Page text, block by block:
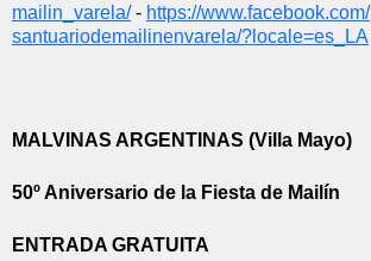
mailin_varela/ - https://www.facebook.com/
santuariodemailinenvarela/? locale=es_LA
MALVINAS ARGENTINAS (Villa Mayo)
50º Aniversario de la Fiesta de Mailín
ENTRADA GRATUITA